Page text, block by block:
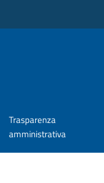
Trasparenza
amministrativa